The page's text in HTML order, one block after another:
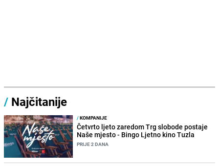
/ Najčitanije
/KOMPANIJE
Četvrto ljeto zaredom Trg slobode postaje
Naše mjesto - Bingo Ljetno kino Tuzla
PRIJE 2 DANA